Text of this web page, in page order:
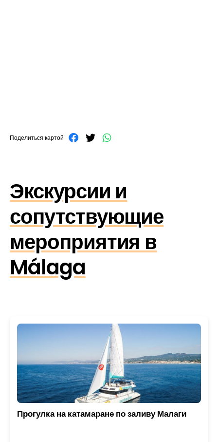
Поделиться картой
Экскурсии и
сопутствующие
мероприятия в
Málaga
Прогулка на катамаране по заливу Малаги